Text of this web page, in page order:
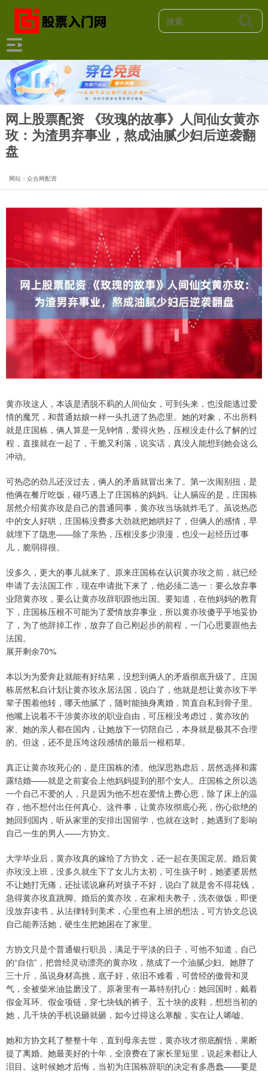
网上股票配资 《玫瑰的故事》人间仙女黄亦
玫：为渣男弃事业，熬成油腻少妇后逆袭翻
盘
网站：众合网配资
黄亦玫这人，本该是洒脱不羁的人间仙女，可到头来，也没能逃过爱
情的魔咒，和普通姑娘一样一头扎进了热恋里。她的对象，不出所料
就是庄国栋，俩人算是一见钟情，爱得火热，压根没走什么了解的过
程，直接就在一起了，干脆又利落，说实话，真没人能想到她会这么
冲动。
可热恋的劲儿还没过去，俩人的矛盾就冒出来了。第一次闹别扭，是
他俩在餐厅吃饭，碰巧遇上了庄国栋的妈妈。让人膈应的是，庄国栋
居然介绍黄亦玫是自己的普通同事，黄亦玫当场就炸毛了。虽说热恋
中的女人好哄，庄国栋没费多大劲就把她哄好了，但俩人的感情，早
就埋下了隐患——除了亲热，压根没多少浪漫，也没一起经历过事
儿，脆弱得很。
没多久，更大的事儿就来了。原来庄国栋在认识黄亦玫之前，就已经
申请了去法国工作，现在申请批下来了，他必须二选一：要么放弃事
业陪黄亦玫，要么让黄亦玫辞职跟他出国。要知道，在他妈妈的教育
下，庄国栋压根不可能为了爱情放弃事业，所以黄亦玫傻乎乎地妥协
了，为了他辞掉工作，放弃了自己刚起步的前程，一门心思要跟他去
法国。
展开剩余70%
本以为为爱奔赴就能有好结果，没想到俩人的矛盾彻底升级了。庄国
栋居然私自计划让黄亦玫永居法国，说白了，他就是想让黄亦玫下半
辈子围着他转，哪天他腻了，随时能抽身离婚，简直自私到骨子里。
他嘴上说着不干涉黄亦玫的职业自由，可压根没考虑过，黄亦玫的
家、她的亲人都在国内，让她放下一切陪自己，本身就是极其不合理
的。但这，还不是压垮这段感情的最后一根稻草。
真正让黄亦玫死心的，是庄国栋的渣。他深思熟虑后，居然选择和露
露结婚——就是之前宴会上他妈妈提到的那个女人。庄国栋之所以选
一个自己不爱的人，只是因为他不想在爱情上费心思，除了床上的温
存，他不想付出任何真心。这件事，让黄亦玫彻底心死，伤心欲绝的
她回到国内，听从家里的安排出国留学，也就在这时，她遇到了影响
自己一生的男人——方协文。
大学毕业后，黄亦玫真的嫁给了方协文，还一起在美国定居。婚后黄
亦玫没上班，没多久就生下了女儿方太初，可生孩子时，她婆婆居然
不让她打无痛，还扯谎说麻药对孩子不好，说白了就是舍不得花钱，
急得黄亦玫直跳脚。婚后的黄亦玫，在家相夫教子，洗衣做饭，即便
没放弃读书，从法律转到美术，心里也有上班的想法，可方协文总说
自己能养活她，硬生生把她困在了家里。
方协文只是个普通银行职员，满足于平淡的日子，可他不知道，自己
的“自信”，把曾经灵动漂亮的黄亦玫，熬成了一个油腻少妇。她胖了
三十斤，虽说身材高挑，底子好，依旧不难看，可曾经的傲骨和灵
气，全被柴米油盐磨没了。原著里有一幕特别扎心：她回国时，戴着
假金耳环、假金项链，穿七块钱的裤子、五十块的皮鞋，想想当初的
她，几千块的手机说砸就砸，如今过得这么寒酸，实在让人唏嘘。
她和方协文耗了整整十年，直到母亲去世，黄亦玫才彻底醒悟，果断
提了离婚。她最美好的十年，全浪费在了家长里短里，说起来都让人
泪目。这时候她才后悔，当初为庄国栋辞职的决定有多愚蠢——要是